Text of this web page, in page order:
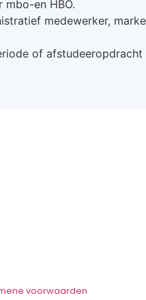
en HBO.
medewerker,
of
voorwaarden